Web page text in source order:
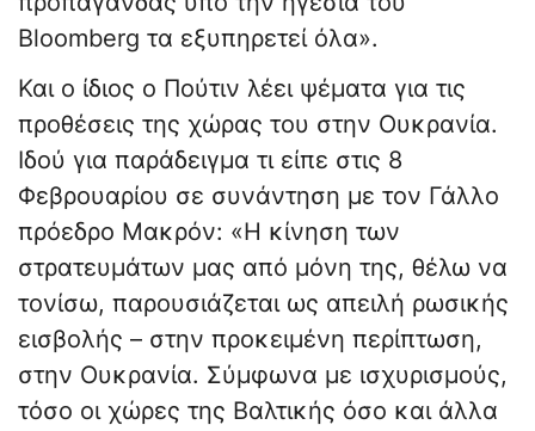
Bloomberg τα εξυπηρετεί όλα».
Και ο ίδιος ο Πούτιν λέει ψέματα για τις
προθέσεις της χώρας του στην Ουκρανία.
Ιδού για παράδειγμα τι είπε στις 8
Φεβρουαρίου σε συνάντηση με τον Γάλλο
πρόεδρο Μακρόν: «Η κίνηση των
στρατευμάτων μας από μόνη της, θέλω να
τονίσω, παρουσιάζεται ως απειλή ρωσικής
εισβολής – στην προκειμένη περίπτωση,
στην Ουκρανία. Σύμφωνα με ισχυρισμούς,
τόσο οι χώρες της Βαλτικής όσο και άλλα